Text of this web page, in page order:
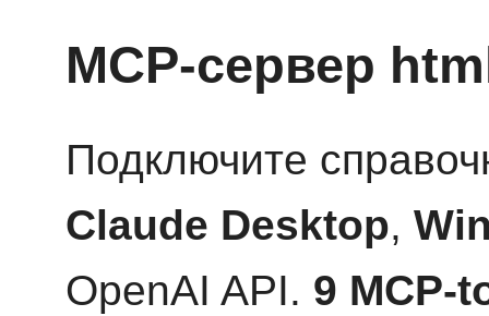
MCP-сервер
Подключите
Claude Desktop,
OpenAI API. 9 MCP-